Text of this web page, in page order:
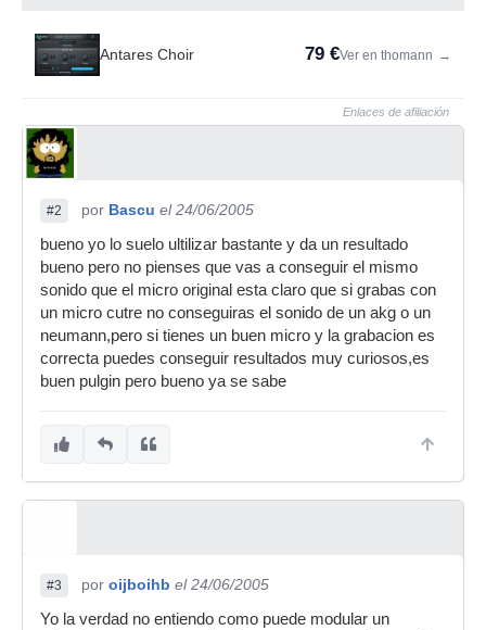
Antares Choir 79 €Ver en thomann →
Enlaces de afiliación
#2 por Bascu el 24/06/2005
bueno yo lo suelo ultilizar bastante y da un resultado
bueno pero no pienses que vas a conseguir el mismo
sonido que el micro original esta claro que si grabas con
un micro cutre no conseguiras el sonido de un akg o un
neumann,pero si tienes un buen micro y la grabacion es
correcta puedes conseguir resultados muy curiosos,es
buen pulgin pero bueno ya se sabe
#3 por oijboihb el 24/06/2005
Yo la verdad no entiendo como puede modular un